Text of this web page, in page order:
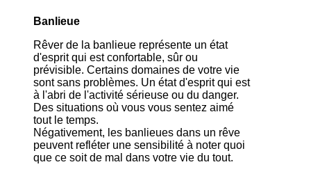
Banlieue
Rêver de la banlieue représente un état
d'esprit qui est confortable, sûr ou
prévisible. Certains domaines de votre vie
sont sans problèmes. Un état d'esprit qui est
à l'abri de l'activité sérieuse ou du danger.
Des situations où vous vous sentez aimé
tout le temps.
Négativement, les banlieues dans un rêve
peuvent refléter une sensibilité à noter quoi
que ce soit de mal dans votre vie du tout.